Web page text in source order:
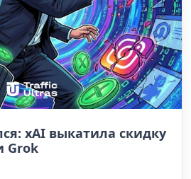
xAI выкатила скидку
Grok